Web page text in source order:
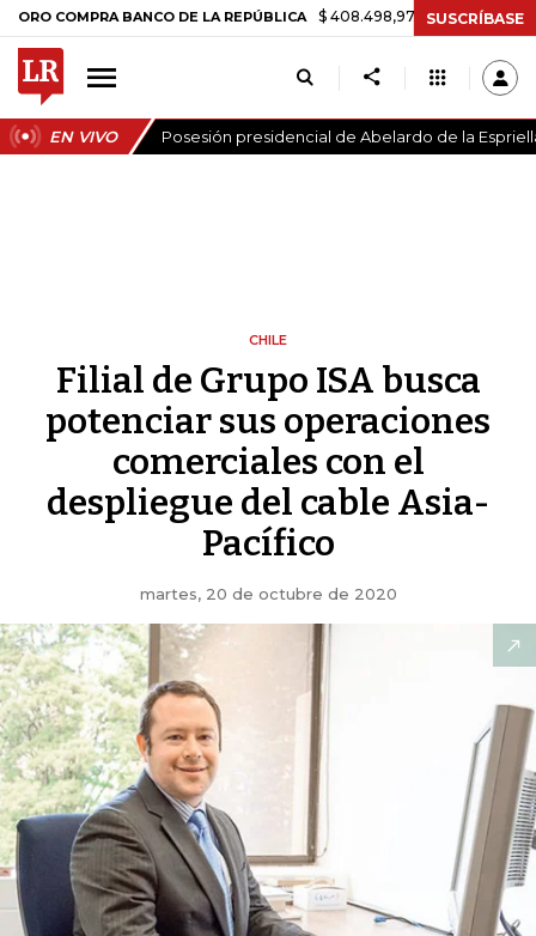
BANCO DE LA REPÚBLICA $ 408.498,97 +$ 8.753,81 +2,19%
SUSCRÍBASE
EN VIVO Posesión presidencial de Abelardo de la
CHILE
Filial de Grupo ISA busca
potenciar sus operaciones
comerciales con el
despliegue del cable Asia-
Pacífico
martes, 20 de octubre de 2020